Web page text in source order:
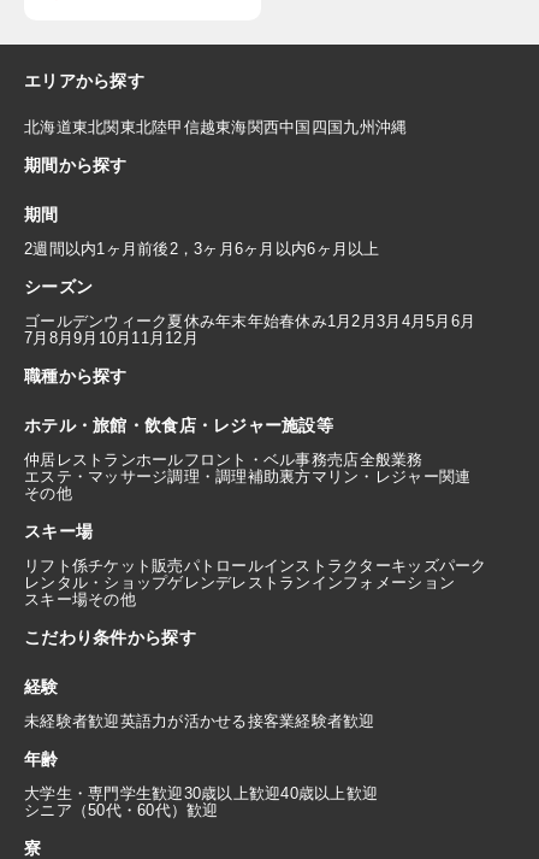
エリアから探す
北海道東北関東北陸甲信越東海関西中国 四国九州沖縄
期間から探す
期間
2週間以内1ヶ月前後 2，3ヶ月 6ヶ月以内6ヶ月以上
シーズン
ゴールデンウィーク 夏休み年末年始春休み1月 2月3月 4月5月 6月
7月 8月9月 10月 11月 12月
職種から探す
ホテル・旅館・飲食店・レジャー施設等
仲居 レストランホールフロント・ベル事務売店全般業務
エステ・マッサージ調理・調理補助裏方マリン・レジャー関連
その他
スキー場
リフト係チケット販売パトロールインストラクターキッズパーク
レンタル・ショップゲレンデレストラン インフォメーション
スキー場その他
こだわり条件から探す
経験
未経験者歓迎英語力が活かせる接客業経験者歓迎
年齢
大学生・専門学生歓迎30歳以上歓迎40歳以上歓迎
シニア（50代・60代）歓迎
寮